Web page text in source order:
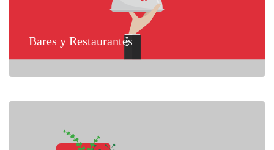
Bares y Restaurantes